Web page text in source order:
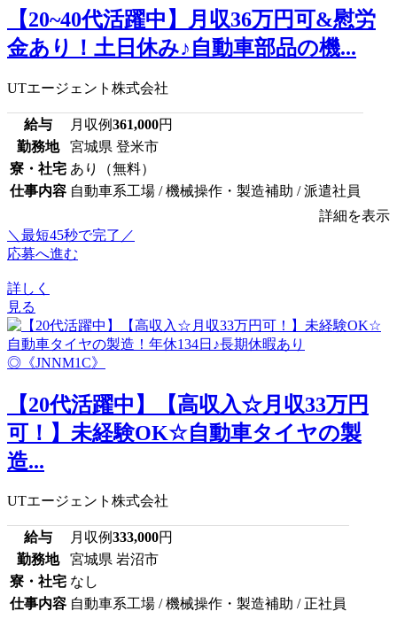
【20~40代活躍中】月収36万円可&慰労
金あり！土日休み♪自動車部品の機...
UTエージェント株式会社
給与 月収例361,000円
勤務地
宮城県 登米市
寮・社宅 あり（無料）
仕事内容 自動車系工場 / 機械操作・製造補助 / 派遣社員
詳細を表示
＼最短45秒で完了／
応募へ進む
詳しく
見る
【20代活躍中】【高収入☆月収33万円
可！】未経験OK☆自動車タイヤの製
造...
UTエージェント株式会社
給与 月収例333,000円
勤務地
宮城県 岩沼市
寮・社宅 なし
仕事内容 自動車系工場 / 機械操作・製造補助 / 正社員